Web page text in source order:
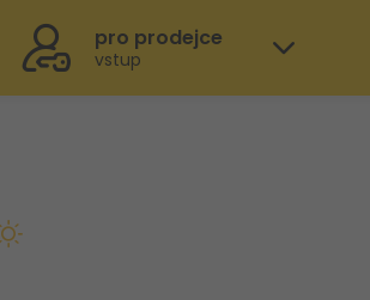
pro prodejce
vstup